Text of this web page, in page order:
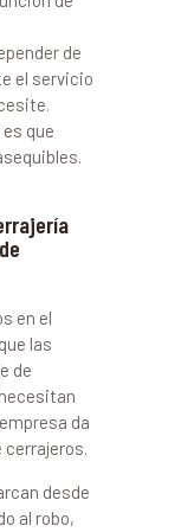
de
el servicio
que
en el
las
de
da
cerrajeros.
desde
al robo,